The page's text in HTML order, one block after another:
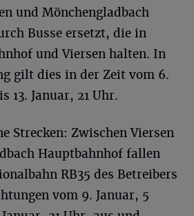
und Mönchengladbach
Busse ersetzt, die in
und Viersen halten. In
gilt dies in der Zeit vom 6.
13. Januar, 21 Uhr.
Strecken: Zwischen Viersen
Hauptbahnhof fallen
RB35 des Betreibers
vom 9. Januar, 5